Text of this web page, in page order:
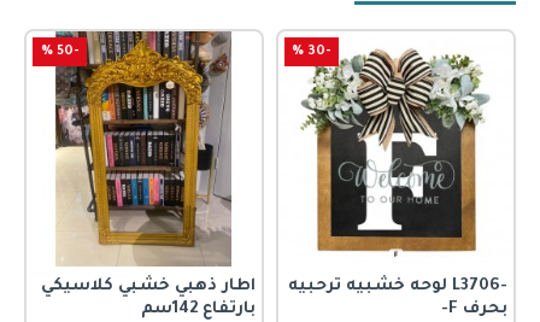
-30 %
-L3706 لوحه خشبيه ترحبيه
بحرف F-
-50 %
اطار ذهبي خشبي كلاسيكي
بارتفاع 142سم